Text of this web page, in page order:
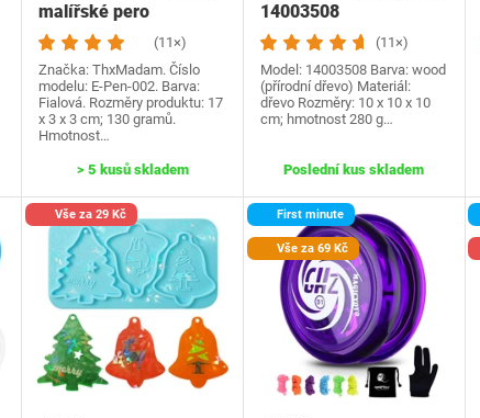
malířské pero
(11×)
Značka: ThxMadam. Číslo
modelu: E-Pen-002. Barva:
Fialová. Rozměry produktu: 17
x 3 x 3 cm; 130 gramů.
Hmotnost…
> 5 kusů skladem
14003508
(11×)
Model: 14003508 Barva: wood
(přírodní dřevo) Materiál:
dřevo Rozměry: 10 x 10 x 10
cm; hmotnost 280 g…
Poslední kus skladem
Vše za 29 Kč First minute
Vše za 69 Kč